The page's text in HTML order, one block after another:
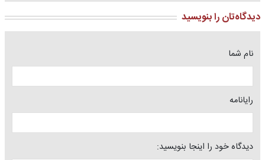
دیدگاه‌تان را بنویسید
نام شما
رایانامه
دیدگاه خود را اینجا بنویسید: